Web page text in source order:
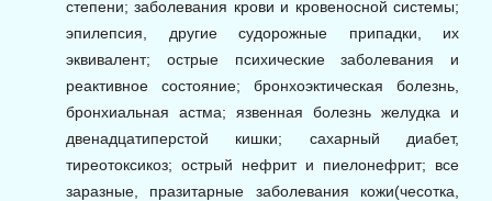
степени; заболевания крови и кровеносной системы;
эпилепсия, другие судорожные припадки, их
эквивалент; острые психические заболевания и
реактивное состояние; бронхоэктическая болезнь,
бронхиальная астма; язвенная болезнь желудка и
двенадцатиперстой кишки; сахарный диабет,
тиреотоксикоз; острый нефрит и пиелонефрит; все
заразные, празитарные заболевания кожи(чесотка,